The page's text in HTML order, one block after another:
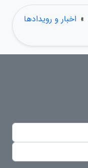
» اخبار و رویدادها